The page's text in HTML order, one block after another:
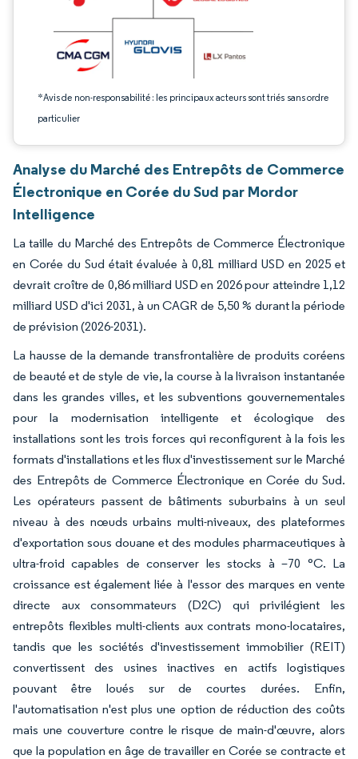
*Avis de non-responsabilité : les principaux acteurs sont triés sans ordre
particulier
Analyse du Marché des Entrepôts de Commerce
Électronique en Corée du Sud par Mordor
Intelligence
La taille du Marché des Entrepôts de Commerce Électronique
en Corée du Sud était évaluée à 0,81 milliard USD en 2025 et
devrait croître de 0,86 milliard USD en 2026 pour atteindre 1,12
milliard USD d'ici 2031, à un CAGR de 5,50 % durant la période
de prévision (2026-2031).
La hausse de la demande transfrontalière de produits coréens
de beauté et de style de vie, la course à la livraison instantanée
dans les grandes villes, et les subventions gouvernementales
pour la modernisation intelligente et écologique des
installations sont les trois forces qui reconfigurent à la fois les
formats d'installations et les flux d'investissement sur le Marché
des Entrepôts de Commerce Électronique en Corée du Sud.
Les opérateurs passent de bâtiments suburbains à un seul
niveau à des nœuds urbains multi-niveaux, des plateformes
d'exportation sous douane et des modules pharmaceutiques à
ultra-froid capables de conserver les stocks à –70 °C. La
croissance est également liée à l'essor des marques en vente
directe aux consommateurs (D2C) qui privilégient les
entrepôts flexibles multi-clients aux contrats mono-locataires,
tandis que les sociétés d'investissement immobilier (REIT)
convertissent des usines inactives en actifs logistiques
pouvant être loués sur de courtes durées. Enfin,
l'automatisation n'est plus une option de réduction des coûts
mais une couverture contre le risque de main-d'œuvre, alors
que la population en âge de travailler en Corée se contracte et